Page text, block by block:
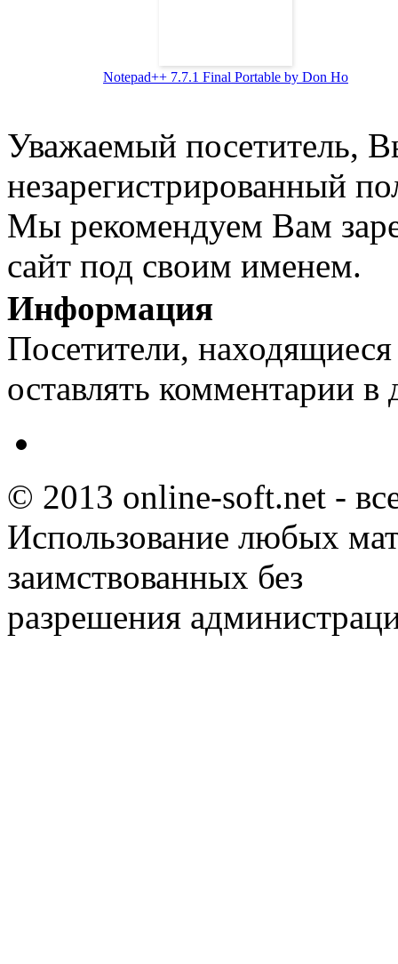
Notepad++ 7.7.1 Final Рortable by Don Ho
Уважаемый посетитель,
незарегистрированный
Мы рекомендуем Вам
сайт под своим именем.
Информация
Посетители,
оставлять комментарии в
© 2013 online-soft.net -
Использование любых
заимствованных без
разрешения